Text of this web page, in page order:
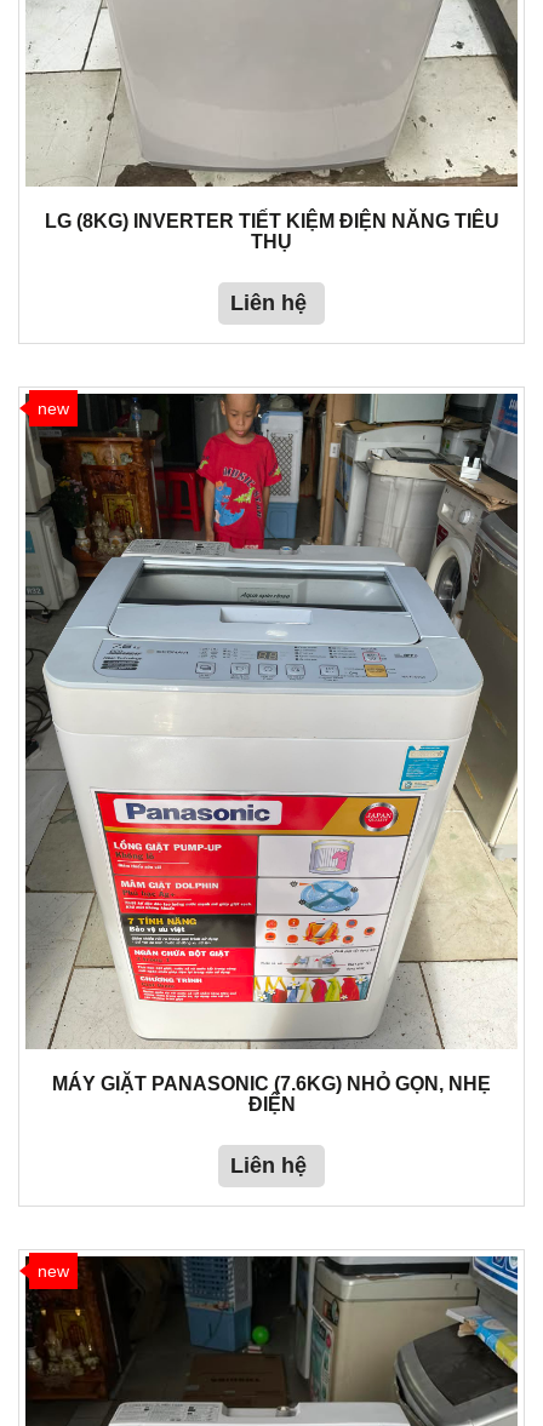
LG (8KG) INVERTER TIẾT KIỆM ĐIỆN NĂNG TIÊU
THỤ
Liên hệ
new
MÁY GIẶT PANASONIC (7.6KG) NHỎ GỌN, NHẸ
ĐIỆN
Liên hệ
new